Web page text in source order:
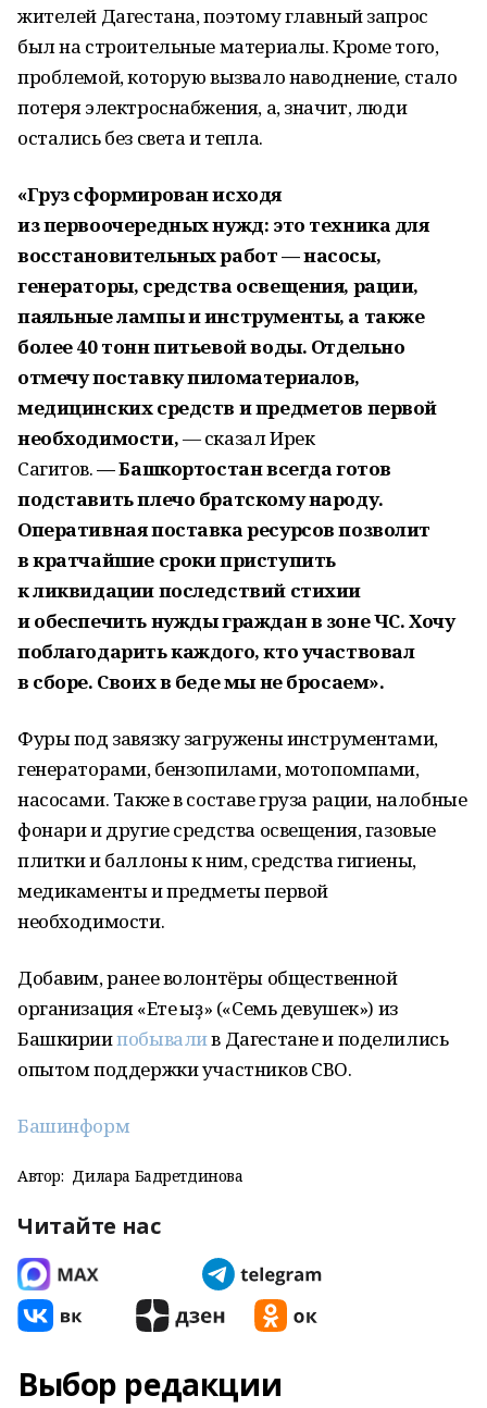
жителей Дагестана, поэтому главный запрос
был на строительные материалы. Кроме того,
проблемой, которую вызвало наводнение, стало
потеря электроснабжения, а, значит, люди
остались без света и тепла.
«Груз сформирован исходя
из первоочередных нужд: это техника для
восстановительных работ — насосы,
генераторы, средства освещения, рации,
паяльные лампы и инструменты, а также
более 40 тонн питьевой воды. Отдельно
отмечу поставку пиломатериалов,
медицинских средств и предметов первой
необходимости,— сказал Ирек
Сагитов.— Башкортостан всегда готов
подставить плечо братскому народу.
Оперативная поставка ресурсов позволит
в кратчайшие сроки приступить
к ликвидации последствий стихии
и обеспечить нужды граждан в зоне ЧС. Хочу
поблагодарить каждого, кто участвовал
в сборе. Своих в беде мы не бросаем».
Фуры под завязку загружены инструментами,
генераторами, бензопилами, мотопомпами,
насосами. Также в составе груза рации, налобные
фонари и другие средства освещения, газовые
плитки и баллоны к ним, средства гигиены,
медикаменты и предметы первой
необходимости.
Добавим, ранее волонтёры общественной
организация «Ете ҡыҙ» («Семь девушек») из
Башкириипобывалив Дагестане и поделились
опытом поддержки участников СВО.
Башинформ
Автор: Дилара Бадретдинова
Читайте нас
Выбор редакции